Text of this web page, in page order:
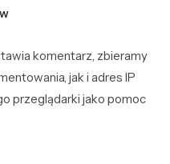
komentarz, zbieramy
jak i adres IP
przeglądarki jako pomoc